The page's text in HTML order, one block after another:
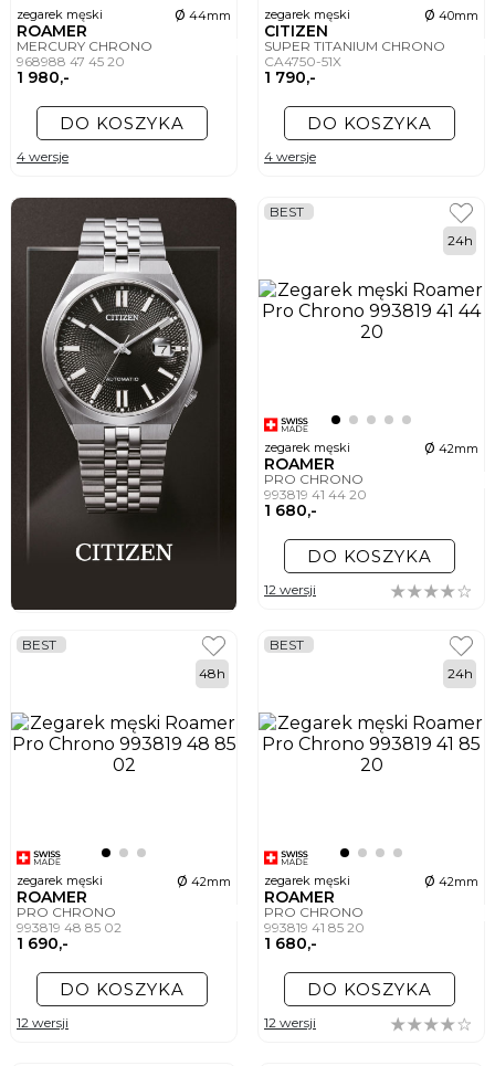
zegarek męski ø 44mm
ROAMER
MERCURY CHRONO
968988 47 45 20
1 980,-
DO KOSZYKA
4 wersje
zegarek męski ø 40mm
CITIZEN
SUPER TITANIUM CHRONO
CA4750-51X
1 790,-
DO KOSZYKA
4 wersje
zegarek męski ø 42mm
ROAMER
PRO CHRONO
993819 41 44 20
1 680,-
BEST
24h
DO KOSZYKA
12 wersji
zegarek męski ø 42mm
ROAMER
PRO CHRONO
993819 48 85 02
1 690,-
BEST
48h
DO KOSZYKA
12 wersji
zegarek męski ø 42mm
ROAMER
PRO CHRONO
993819 41 85 20
1 680,-
BEST
24h
DO KOSZYKA
12 wersji